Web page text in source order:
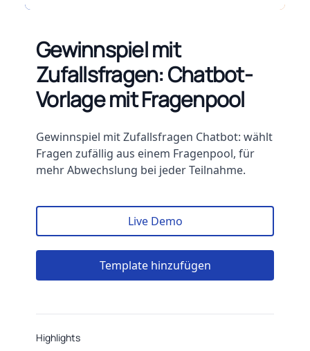
Gewinnspiel mit
Zufallsfragen: Chatbot-
Vorlage mit Fragenpool
Beschreibung
Gewinnspiel mit Zufallsfragen Chatbot: wählt
Fragen zufällig aus einem Fragenpool, für
mehr Abwechslung bei jeder Teilnahme.
Live Demo
Template hinzufügen
Highlights